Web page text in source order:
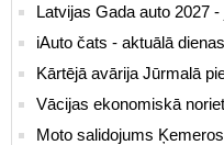
Latvijas Gada auto 2027
iAuto čats - aktuālā
Kārtējā avārija Jūrmalā
Vācijas ekonomiskā
Moto salidojums Ķemeros